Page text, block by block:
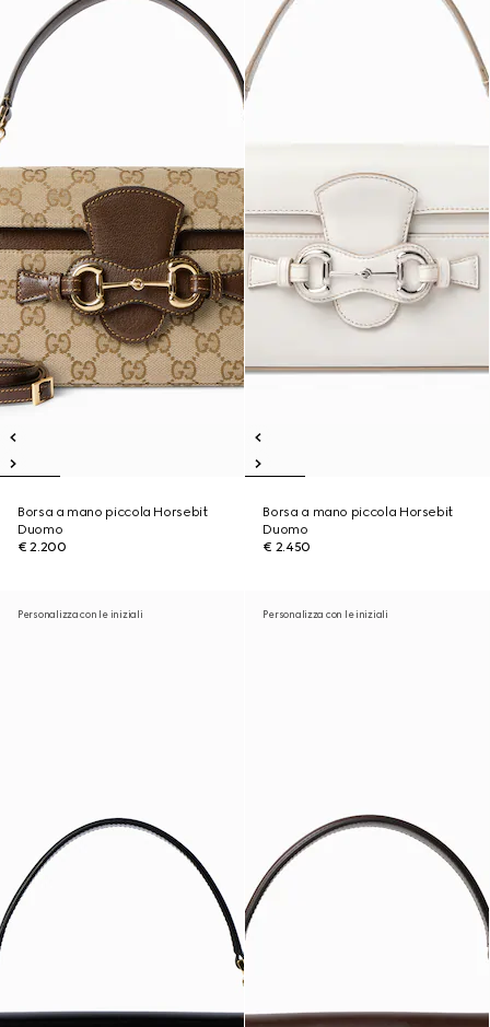
Borsa a mano piccola Horsebit
Duomo
€ 2.200
Borsa a mano piccola Horsebit
Duomo
€ 2.450
Personalizza con le iniziali Personalizza con le iniziali